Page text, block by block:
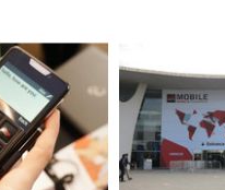
ョン PCチェア 通気性メッシ
ュ ゲーミング/勉強/事務用 お
しゃれ パソコンチェア (ブラ
ック)